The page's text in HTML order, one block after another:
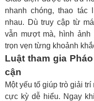
nhanh chóng, thao tác
nhau. Dù truy cập từ
vẫn mượt mà, hình
trọn vẹn từng khoảnh
Luật tham gia
cận
Một yếu tố giúp trò giải
cực kỳ dễ hiểu. Ngay